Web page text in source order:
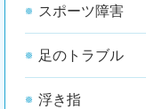
スポーツ障害
足のトラブル
浮き指